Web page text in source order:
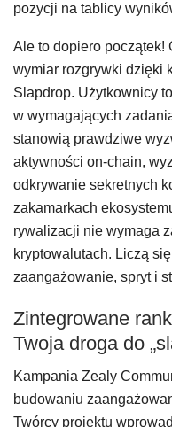
pozycji na tablicy
Ale to dopiero początek!
wymiar rozgrywki dzięki
Slapdrop. Użytkownicy
w wymagających
stanowią prawdziwe
aktywności on-chain,
odkrywanie sekretnych
zakamarkach
rywalizacji nie wymaga
kryptowalutach. Liczą
zaangażowanie, spryt i
Zintegrowane
Twoja droga do
Kampania Zealy
budowaniu
Twórcy projektu